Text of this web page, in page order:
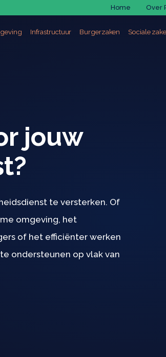
Home Over
Infrastructuur Burgerzaken Sociale
jouw
te versterken. Of
omgeving, het
of het efficiënter werken
ondersteunen op vlak van